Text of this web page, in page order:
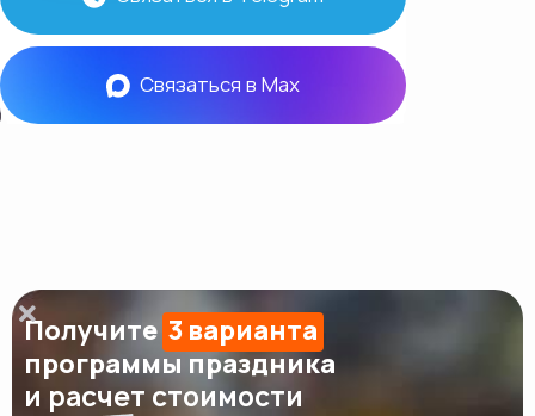
Связаться в Max
Получите 3 варианта
программы праздника
и расчет стоимости